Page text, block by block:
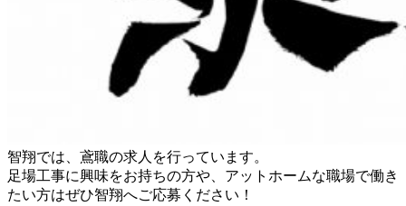
智翔では、鳶職の求人を行っています。
足場工事に興味をお持ちの方や、アットホームな職場で働き
たい方はぜひ智翔へご応募ください！